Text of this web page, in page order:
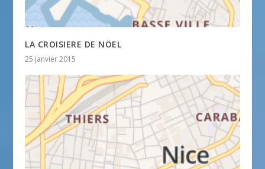
LA CROISIERE DE NÖEL
25 janvier 2015